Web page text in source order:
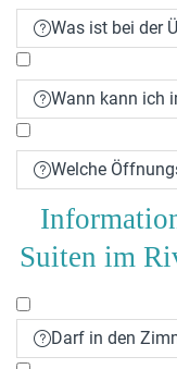
Was ist bei der
Wann kann ich
Welche
Suiten im
Darf in den